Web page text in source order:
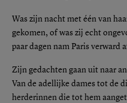
Was zijn nacht met één van
gekomen, of was zij echt
paar dagen nam Paris verward
Zijn gedachten gaan uit naar
Van de adellijke dames tot de
herderinnen die tot hem